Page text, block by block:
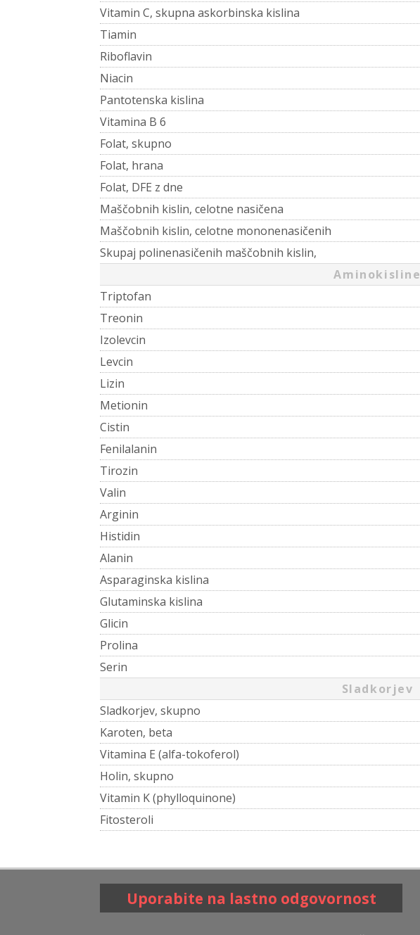
Vitamin C, skupna askorbinska kislina
Tiamin
Riboflavin
Niacin
Pantotenska kislina
Vitamina B 6
Folat, skupno
Folat, hrana
Folat, DFE z dne
Maščobnih kislin, celotne nasičena
Maščobnih kislin, celotne mononenasičenih
Skupaj polinenasičenih maščobnih kislin,
Aminokisline
Triptofan
Treonin
Izolevcin
Levcin
Lizin
Metionin
Cistin
Fenilalanin
Tirozin
Valin
Arginin
Histidin
Alanin
Asparaginska kislina
Glutaminska kislina
Glicin
Prolina
Serin
Sladkorjev
Sladkorjev, skupno
Karoten, beta
Vitamina E (alfa-tokoferol)
Holin, skupno
Vitamin K (phylloquinone)
Fitosteroli
Uporabite na lastno odgovornost